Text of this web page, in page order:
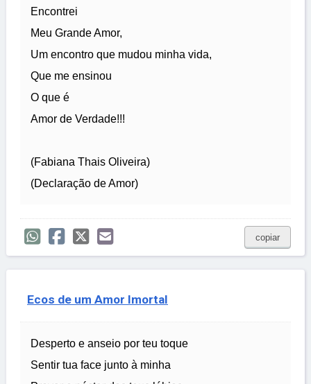
Encontrei
Meu Grande Amor,
Um encontro que mudou minha vida,
Que me ensinou
O que é
Amor de Verdade!!!
(Fabiana Thais Oliveira)
(Declaração de Amor)
copiar
Ecos de um Amor Imortal
Desperto e anseio por teu toque
Sentir tua face junto à minha